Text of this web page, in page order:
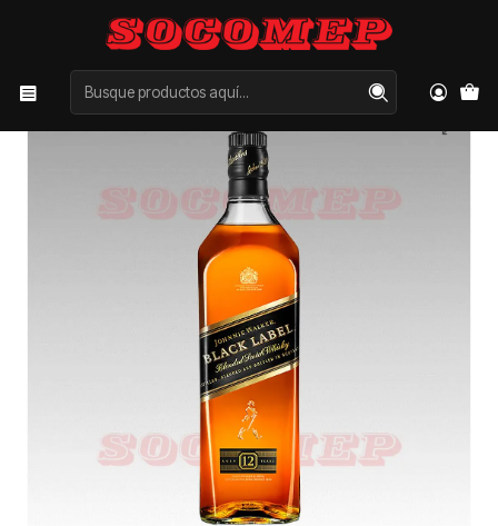
Inicio Categorías LICORES
WHISKY
Whisky Johnnie Walker Etiqueta Negra 750cc